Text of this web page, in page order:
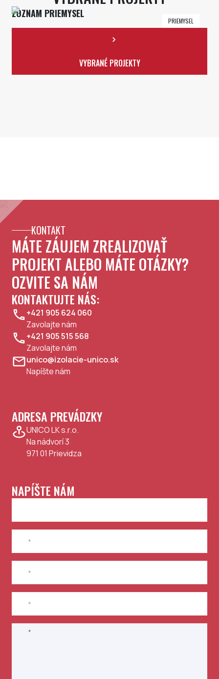
PRIEMYSEL
ZOZNAM PRIEMYSEL
VYBRANÉ PROJEKTY
KONTAKT
MÁTE ZÁUJEM ZREALIZOVAŤ
PROJEKT ALEBO MÁTE OTÁZKY?
OZVITE SA NÁM
KONTAKTUJTE NÁS:
+421 905 624 060
Zavolajte nám
+421 905 515 568
Zavolajte nám
unico@izolacie-unico.sk
Napíšte nám
ADRESA PREVÁDZKY
UNICO LK s.r.o.
Na nádvorí 3
971 01 Prievidza
NAPÍŠTE NÁM